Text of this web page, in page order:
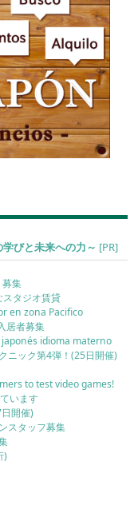
びと未来への力～ [PR]
募集
タジオ賃貸
en zona Pacifico
居者募集
idioma materno
ニック第4弾！(25日開催)
to test video games!
います
開催)
スタッフ募集
)